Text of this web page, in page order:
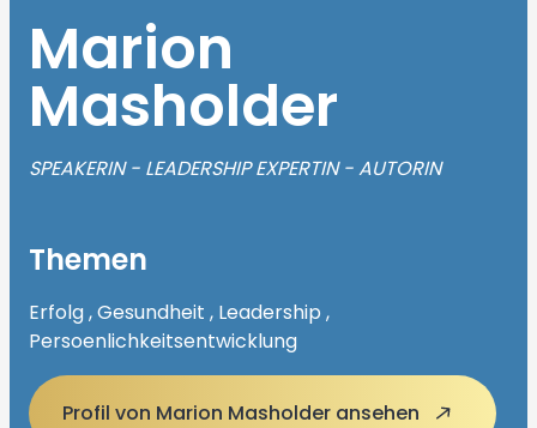
Marion
Masholder
SPEAKERIN - LEADERSHIP EXPERTIN - AUTORIN
Themen
Erfolg , Gesundheit , Leadership ,
Persoenlichkeitsentwicklung
Profil von Marion Masholder ansehen